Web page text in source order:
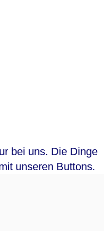
bei uns. Die Dinge
unseren Buttons.